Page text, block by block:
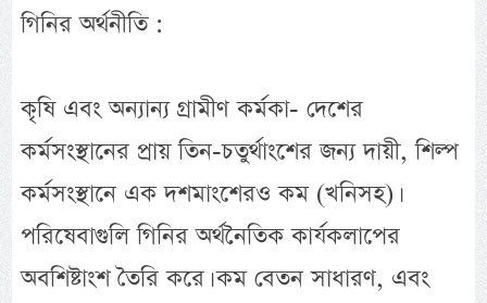
গিনির অর্থনীতি :
কৃষি এবং অন্যান্য গ্রামীণ কর্মকা- দেশের
কর্মসংস্থানের প্রায় তিন-চতুর্থাংশের জন্য দায়ী, শিল্প
কর্মসংস্থানে এক দশমাংশেরও কম (খনিসহ)।
পরিষেবাগুলি গিনির অর্থনৈতিক কার্যকলাপের
অবশিষ্টাংশ তৈরি করে। কম বেতন সাধারণ, এবং